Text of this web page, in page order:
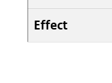
Effect